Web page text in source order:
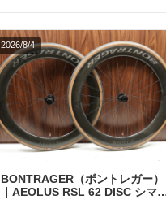
2026/8/4
BONTRAGER（ボントレガー）
｜AEOLUS RSL 62 DISC シマ